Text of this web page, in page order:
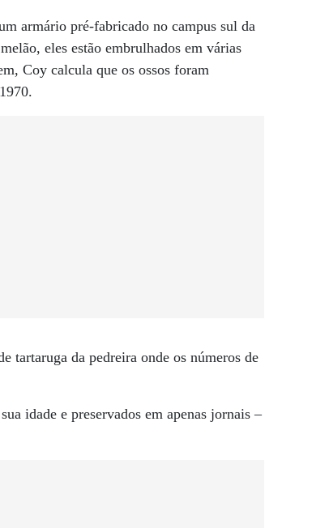
armário pré-fabricado no campus sul da
eles estão embrulhados em várias
Coy calcula que os ossos foram
tartaruga da pedreira onde os números de
idade e preservados em apenas jornais –